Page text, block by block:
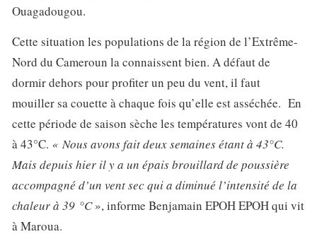
Ouagadougou.
Cette situation les populations de la région de l’Extrême-
Nord du Cameroun la connaissent bien. A défaut de
dormir dehors pour profiter un peu du vent, il faut
mouiller sa couette à chaque fois qu’elle est asséchée. En
cette période de saison sèche les températures vont de 40
à 43°C. « Nous avons fait deux semaines étant à 43°C.
Mais depuis hier il y a un épais brouillard de poussière
accompagné d’un vent sec qui a diminué l’intensité de la
chaleur à 39 °C», informe Benjamain EPOH EPOH qui vit
à Maroua.